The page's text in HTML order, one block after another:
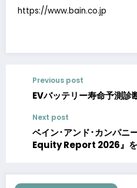
https://www.bain.co.jp
Previous post
EVバッテリー寿命予測診
Next post
ベイン･アンド･カンパ
Equity Report 2026』